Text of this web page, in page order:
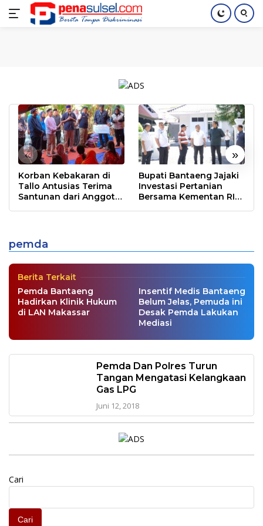
Langsung
Home Nasional Pendidikan Index
« »
Korban Kebakaran di
Tallo Antusias Terima
Santunan dari Anggota
Bupati Bantaeng Jajaki
Investasi Pertanian
Bersama Kementan RI
pemda
MAKASSAR|November 15, 2018
Berita Terkait
Pemda Bantaeng
Hadirkan Klinik Hukum
di LAN Makassar
Insentif Medis Bantaeng
Belum Jelas, Pemuda ini
Desak Pemda Lakukan
Mediasi
Pemda Dan Polres Turun
Tangan Mengatasi Kelangkaan
Gas LPG
Juni 12, 2018
Cari
Cari